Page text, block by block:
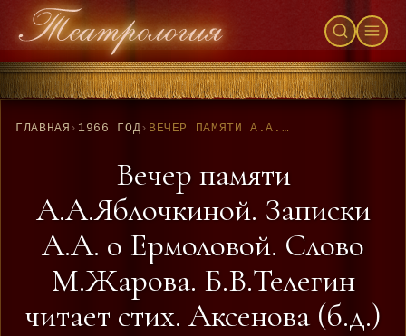
ГЛАВНАЯ › 1966 ГОД› ВЕЧЕР ПАМЯТИ А.А.ЯБЛОЧКИНОЙ. ЗАПИСКИ А.А. О ЕРМОЛОВОЙ. СЛОВО М.ЖАРОВА. Б.В.ТЕЛЕГИН ЧИТАЕТ СТИХ. АКСЕНОВА (Б.Д.)
Вечер памяти
А.А.Яблочкиной. Записки
А.А. о Ермоловой. Слово
М.Жарова. Б.В.Телегин
читает стих. Аксенова (б.д.)